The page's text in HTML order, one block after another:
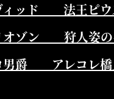
ィッド 法王ピウ
オゾン 狩人姿の
男爵 アレコレ橋